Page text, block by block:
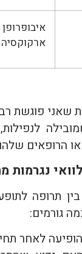
ארקוקסיה
שאני פוגשת
הרופאים
נגרמות
תרופה
גורמים:
לאחר